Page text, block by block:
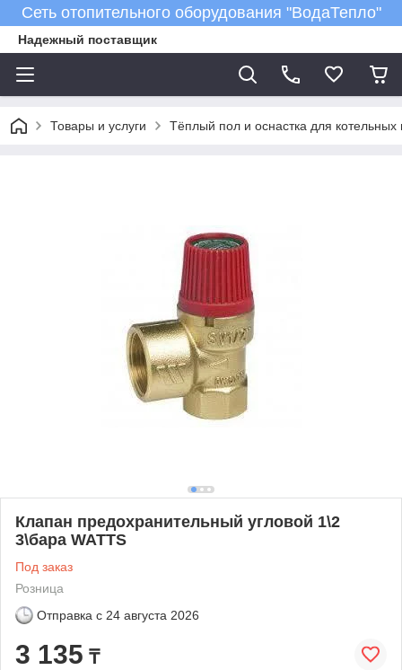
Сеть отопительного оборудования "ВодаТепло"
Надежный поставщик
Товары и услуги Тёплый пол и оснастка для котельных
Клапан предохранительный угловой 1\2
3\бара WATTS
Под заказ
Розница
Отправка с 24 августа 2026
3 135 ₸